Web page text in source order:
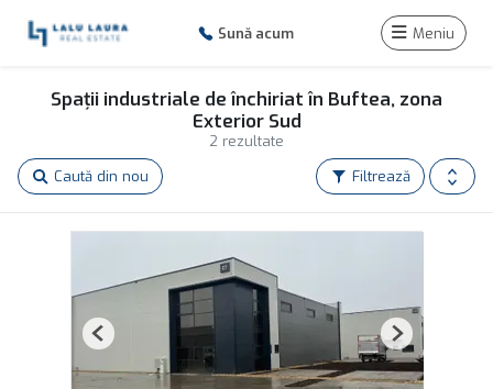
Sună acum Meniu
2 rezultate
Spații industriale de închiriat în Buftea, zona
Exterior Sud
Filtrează
Caută din nou
Previous Next